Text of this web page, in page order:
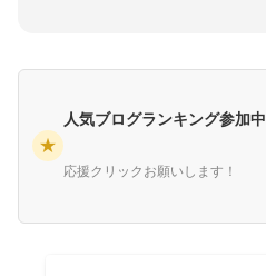
★
人気ブログランキング参加中
応援クリックお願いします！